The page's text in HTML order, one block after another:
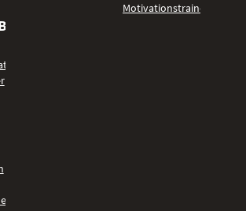
Motivationstrainer